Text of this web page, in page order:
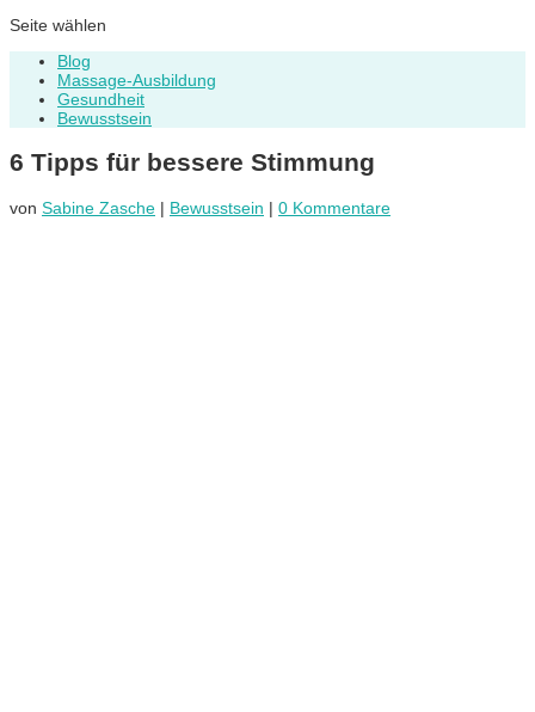
Seite wählen
Blog
Massage-Ausbildung
Gesundheit
Bewusstsein
6 Tipps für bessere Stimmung
von Sabine Zasche | Bewusstsein | 0 Kommentare